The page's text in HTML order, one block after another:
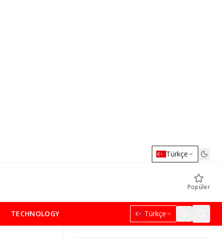
Türkçe
Popüler
TECHNOLOGY Türkçe